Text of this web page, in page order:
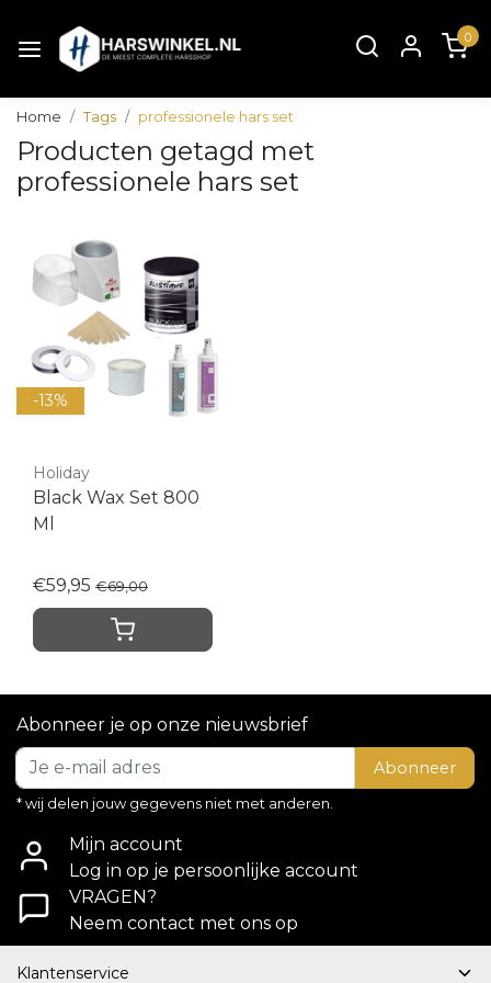
0
Home Tags professionele hars set
Producten getagd met
professionele hars set
-13%
Holiday
Black Wax Set 800
Ml
€59,95 €69,00
Abonneer je op onze nieuwsbrief
Abonneer
* wij delen jouw gegevens niet met anderen.
Mijn account
Log in op je persoonlijke account
VRAGEN?
Neem contact met ons op
Klantenservice